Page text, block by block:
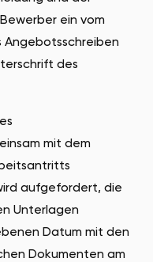
ein vom
Angebotsschreiben
des
mit dem
aufgefordert, die
Unterlagen
Datum mit den
Dokumenten am